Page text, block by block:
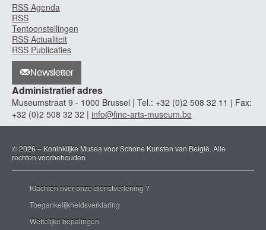
RSS Agenda
RSS
Tentoonstellingen
RSS Actualiteit
RSS Publicaties
Newsletter
Administratief adres
Museumstraat 9 - 1000 Brussel | Tel.: +32 (0)2 508 32 11 | Fax:
+32 (0)2 508 32 32 | info@fine-arts-museum.be
© 2026 – Koninklijke Musea voor Schone Kunsten van België. Alle
rechten voorbehouden
Klachten over onze dienstverlening ?
Toegankelijkheidsverklaring
Wettelijke bepalingen